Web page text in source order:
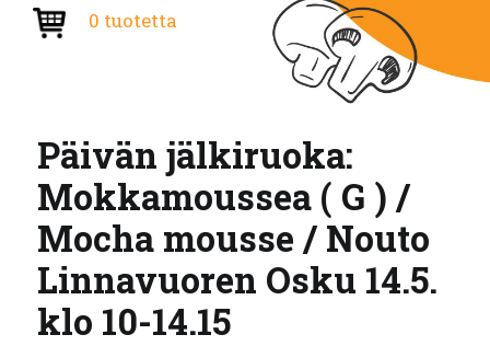
0 tuotetta
Päivän jälkiruoka:
Mokkamoussea ( G ) /
Mocha mousse / Nouto
Linnavuoren Osku 14.5.
klo 10-14.15